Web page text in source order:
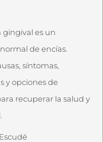
gingival es un
de encías.
síntomas,
y opciones de
recuperar la salud y